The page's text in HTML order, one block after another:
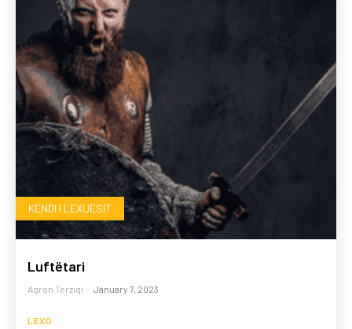
KENDI I LEXUESIT
Luftëtari
Agron Terziqi - January 7, 2023
LEXO